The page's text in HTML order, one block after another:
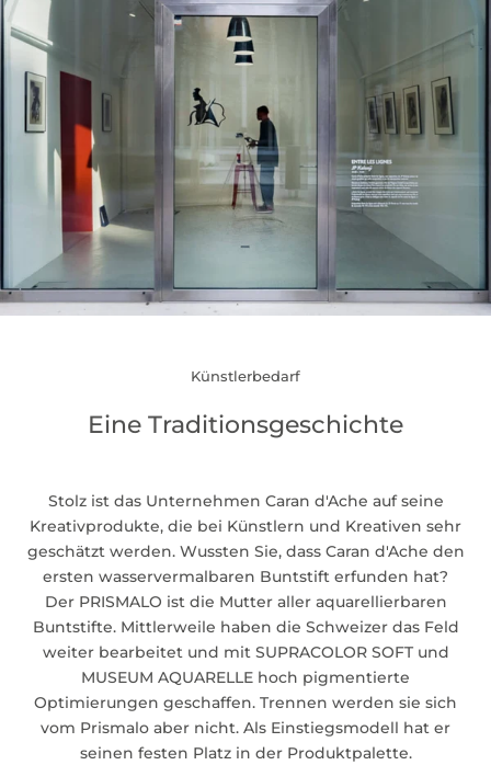
Künstlerbedarf
Eine Traditionsgeschichte
Stolz ist das Unternehmen Caran d'Ache auf seine
Kreativprodukte, die bei Künstlern und Kreativen sehr
geschätzt werden. Wussten Sie, dass Caran d'Ache den
ersten wasservermalbaren Buntstift erfunden hat?
Der PRISMALO ist die Mutter aller aquarellierbaren
Buntstifte. Mittlerweile haben die Schweizer das Feld
weiter bearbeitet und mit SUPRACOLOR SOFT und
MUSEUM AQUARELLE hoch pigmentierte
Optimierungen geschaffen. Trennen werden sie sich
vom Prismalo aber nicht. Als Einstiegsmodell hat er
seinen festen Platz in der Produktpalette.